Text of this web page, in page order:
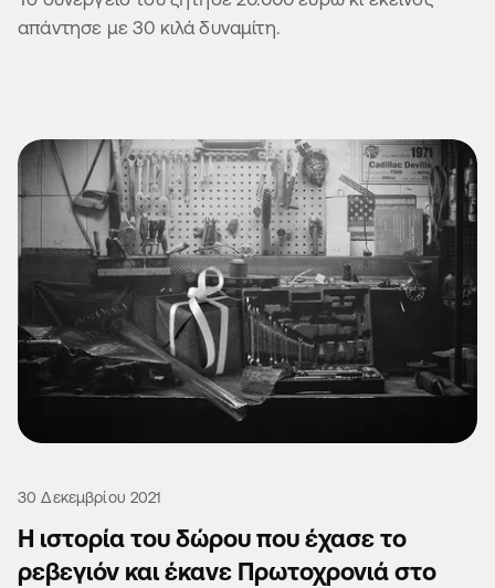
απάντησε με 30 κιλά δυναμίτη.
30 Δεκεμβρίου 2021
Η ιστορία του δώρου που έχασε το
ρεβεγιόν και έκανε Πρωτοχρονιά στο